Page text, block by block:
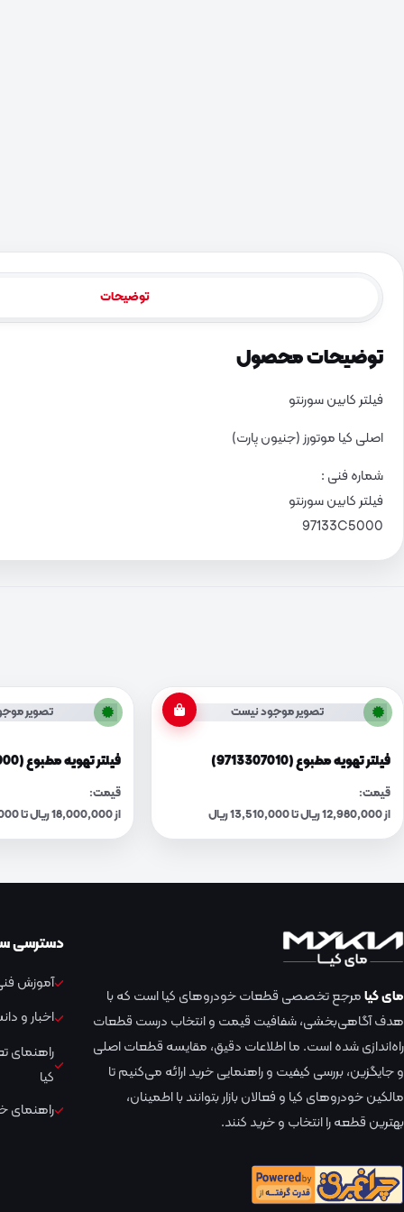
توضیحات
توضیحات محصول
فیلتر کابین سورنتو
اصلی کیا موتورز (جنیون پارت)
شماره فنی :
فیلتر کابین سورنتو
97133C5000
تصویر موجود نیست
فیلتر تهویه مطبوع (9713307010)
قیمت:
از 12,980,000 ریال تا 13,510,000 ریال
تصویر
فیلتر تهویه مطبوع (971330X900)
قیمت:
از 18,000,000 ریال تا 18,730,000 ریال
مای کیامرجع تخصصی قطعات خودروهای کیا است که با
هدف آگاهی‌بخشی، شفافیت قیمت و انتخاب درست قطعات
راه‌اندازی شده است. ما اطلاعات دقیق، مقایسه قطعات اصلی
و جایگزین، بررسی کیفیت و راهنمایی خرید ارائه می‌کنیم تا
مالکین خودروهای کیا و فعالان بازار بتوانند با اطمینان،
بهترین قطعه را انتخاب و خرید کنند.
دسترسی
آموزش
اخبار و
راهنمای
کیا
راهنمای